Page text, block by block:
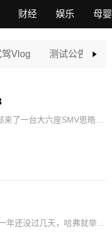
财经 娱乐 母婴
驾Vlog 测试公告牌
了一台大六座SMV思皓X8
年还没过几天，哈弗就举行